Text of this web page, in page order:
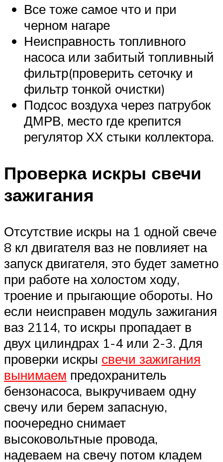
Все тоже самое что и при
черном нагаре
Неисправность топливного
насоса или забитый топливный
фильтр(проверить сеточку и
фильтр тонкой очистки)
Подсос воздуха через патрубок
ДМРВ, место где крепится
регулятор ХХ стыки коллектора.
Проверка искры свечи
зажигания
Отсутствие искры на 1 одной свече
8 кл двигателя ваз не повлияет на
запуск двигателя, это будет заметно
при работе на холостом ходу,
троение и прыгающие обороты. Но
если неисправен модуль зажигания
ваз 2114, то искры пропадает в
двух цилиндрах 1-4 или 2-3. Для
проверки искры свечи зажигания
вынимаем предохранитель
бензонасоса, выкручиваем одну
свечу или берем запасную,
поочередно снимает
высоковольтные провода,
надеваем на свечу потом кладем